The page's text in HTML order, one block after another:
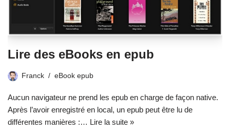
Lire des eBooks en epub
Franck eBook epub
Aucun navigateur ne prend les epub en charge de façon native.
Après l’avoir enregistré en local, un epub peut être lu de
différentes manières :… Lire la suite »